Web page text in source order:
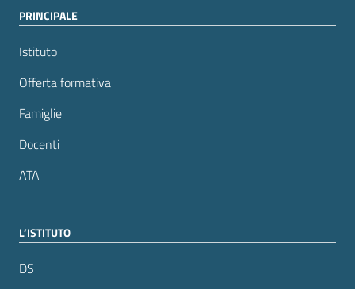
PRINCIPALE
Istituto
Offerta formativa
Famiglie
Docenti
ATA
L’ISTITUTO
DS